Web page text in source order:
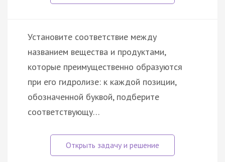
Установите соответствие между
названием вещества и продуктами,
которые преимущественно образуются
при его гидролизе: к каждой позиции,
обозначенной буквой, подберите
соответствующу…